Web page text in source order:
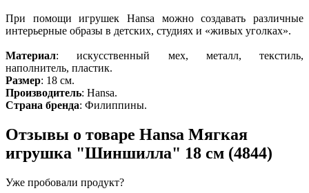
При помощи игрушек Hansa можно создавать различные
интерьерные образы в детских, студиях и «живых уголках».
Материал: искусственный мех, металл, текстиль,
наполнитель, пластик.
Размер: 18 см.
Производитель: Hansa.
Страна бренда: Филиппины.
Отзывы о товаре Hansa Мягкая
игрушка "Шиншилла" 18 см (4844)
Уже пробовали продукт?